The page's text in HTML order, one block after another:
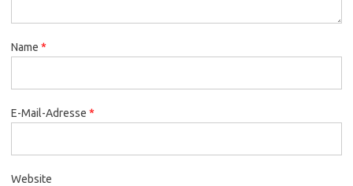
Name *
E-Mail-Adresse *
Website